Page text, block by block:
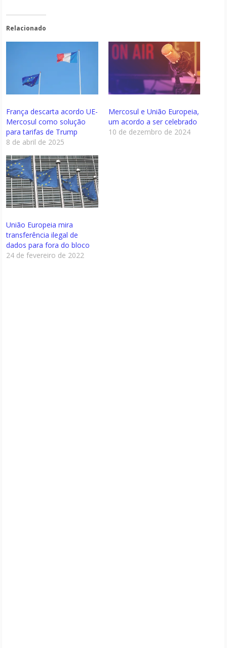
Relacionado
França descarta acordo UE-
Mercosul como solução
para tarifas de Trump
8 de abril de 2025
Mercosul e União Europeia,
um acordo a ser celebrado
10 de dezembro de 2024
União Europeia mira
transferência ilegal de
dados para fora do bloco
24 de fevereiro de 2022